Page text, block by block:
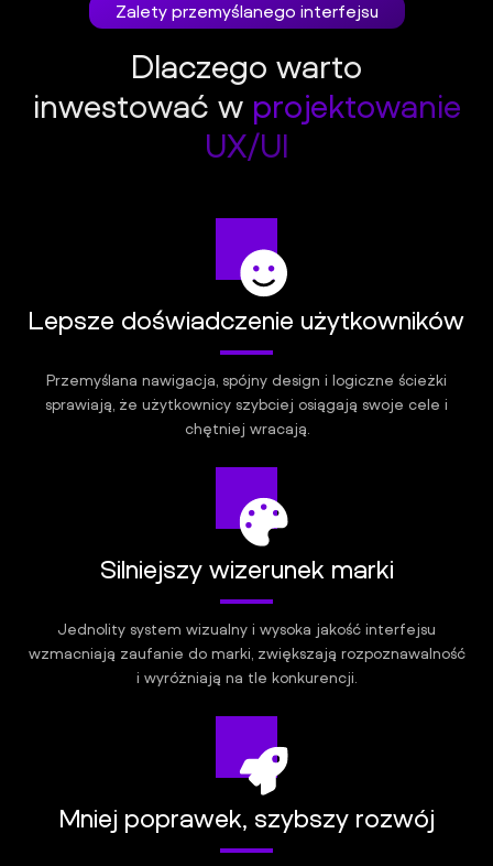
Zalety przemyślanego interfejsu
Dlaczego warto
inwestować w projektowanie
UX/UI
Lepsze doświadczenie użytkowników
Przemyślana nawigacja, spójny design i logiczne ścieżki
sprawiają, że użytkownicy szybciej osiągają swoje cele i
chętniej wracają.
Silniejszy wizerunek marki
Jednolity system wizualny i wysoka jakość interfejsu
wzmacniają zaufanie do marki, zwiększają rozpoznawalność
i wyróżniają na tle konkurencji.
Mniej poprawek, szybszy rozwój